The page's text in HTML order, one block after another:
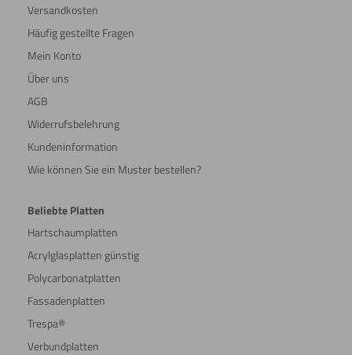
Versandkosten
Häufig gestellte Fragen
Mein Konto
Über uns
AGB
Widerrufsbelehrung
Kundeninformation
Wie können Sie ein Muster bestellen?
Beliebte Platten
Hartschaumplatten
Acrylglasplatten günstig
Polycarbonatplatten
Fassadenplatten
Trespa®
Verbundplatten